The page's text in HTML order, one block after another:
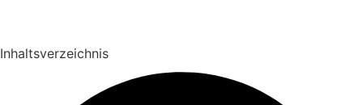
Inhaltsverzeichnis